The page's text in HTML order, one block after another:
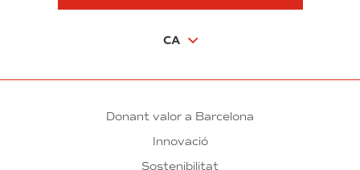
IDIOMAS
CA
Donant valor a Barcelona
Innovació
Sostenibilitat